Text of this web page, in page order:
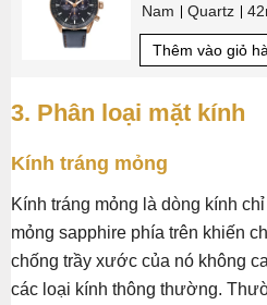
Nam Quartz
Thêm vào giỏ
3. Phân loại mặt kính
Kính tráng mỏng
Kính tráng mỏng là dòng kính
mỏng sapphire phía trên khiến
chống trầy xước của nó không
các loại kính thông thường.